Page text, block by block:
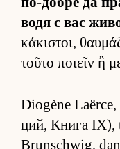
водя с вас
κάκιστοι,
τοῦτο ποιεῖν ἢ
Diogène
ций, Книга IX),
Brunschwig,